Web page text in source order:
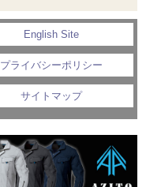
English Site
プライバシーポリシー
サイトマップ